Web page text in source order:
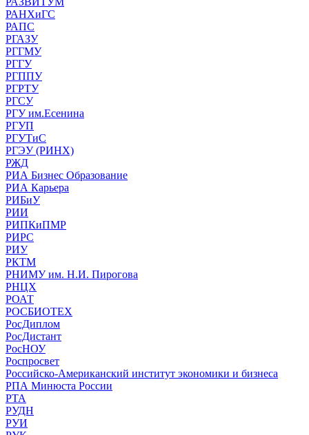
РАНХиГС
РАПС
РГАЗУ
РГГМУ
РГГУ
РГППУ
РГРТУ
РГСУ
РГУ им.Есенина
РГУП
РГУТиС
РГЭУ (РИНХ)
РЖД
РИА Бизнес Образование
РИА Карьера
РИБиУ
РИИ
РИПКиПМР
РИРС
РИУ
РКТМ
РНИМУ им. Н.И. Пирогова
РНЦХ
РОАТ
РОСБИОТЕХ
РосДиплом
РосДистант
РосНОУ
Роспросвет
Российско-Американский институт экономики и бизнеса
РПА Минюста России
РТА
РУДН
РУИ